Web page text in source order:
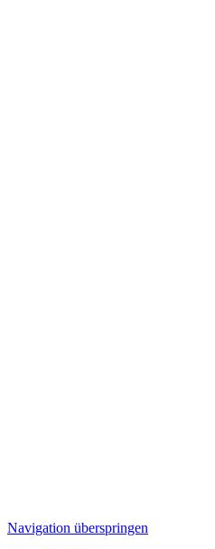
Navigation überspringen